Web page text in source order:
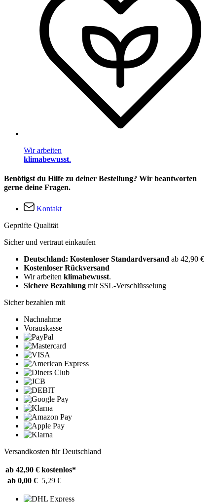
Wir arbeiten
klimabewusst.
Benötigst du Hilfe zu deiner Bestellung? Wir beantworten
gerne deine Fragen.
Kontakt
Geprüfte Qualität
Sicher und vertraut einkaufen
Deutschland: Kostenloser Standardversand ab 42,90 €
Kostenloser Rückversand
Wir arbeiten klimabewusst.
Sichere Bezahlung mit SSL-Verschlüsselung
Sicher bezahlen mit
Nachnahme
Vorauskasse
Versandkosten für Deutschland
ab 42,90 € kostenlos*
ab 0,00 € 5,29 €